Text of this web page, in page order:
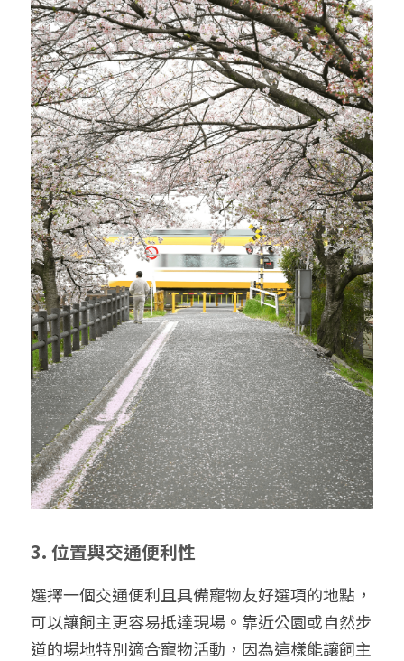
3. 位置與交通便利性
選擇一個交通便利且具備寵物友好選項的地點，
可以讓飼主更容易抵達現場。靠近公園或自然步
道的場地特別適合寵物活動，因為這樣能讓飼主